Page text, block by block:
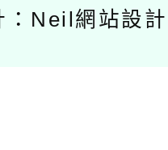
：Neil網站設